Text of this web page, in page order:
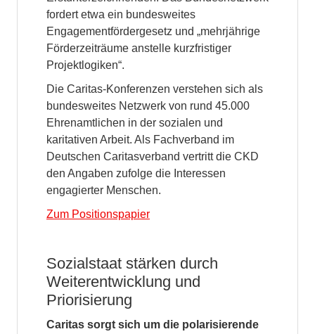
fordert etwa ein bundesweites
Engagementfördergesetz und „mehrjährige
Förderzeiträume anstelle kurzfristiger
Projektlogiken“.
Die Caritas-Konferenzen verstehen sich als
bundesweites Netzwerk von rund 45.000
Ehrenamtlichen in der sozialen und
karitativen Arbeit. Als Fachverband im
Deutschen Caritasverband vertritt die CKD
den Angaben zufolge die Interessen
engagierter Menschen.
Zum Positionspapier
Sozialstaat stärken durch
Weiterentwicklung und
Priorisierung
Caritas sorgt sich um die polarisierende